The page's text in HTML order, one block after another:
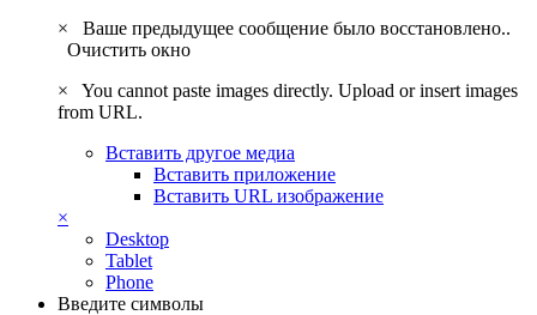
×
Ваше предыдущее сообщение было восстановлено..
Очистить окно
×
You cannot paste images directly. Upload or insert images
from URL.
Вставить другое медиа
Вставить приложение
Вставить URL изображение
×
Desktop
Tablet
Phone
Введите символы